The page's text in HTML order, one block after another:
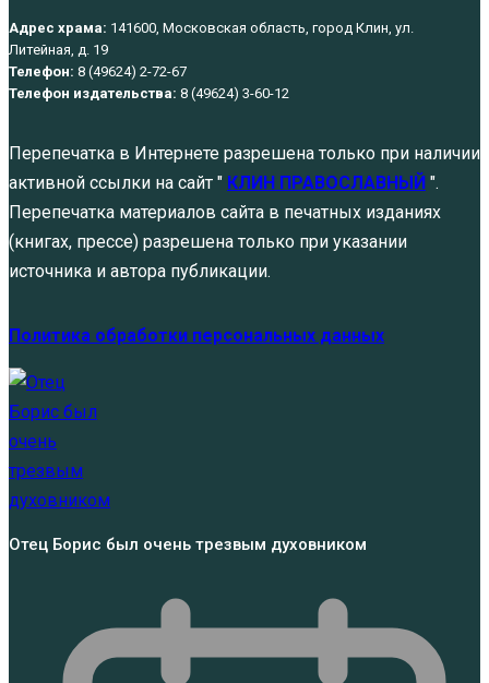
Адрес храма: 141600, Московская область, город Клин, ул.
Литейная, д. 19
Телефон: 8 (49624) 2-72-67
Телефон издательства: 8 (49624) 3-60-12
Перепечатка в Интернете разрешена только при наличии
активной ссылки на сайт " КЛИН ПРАВОСЛАВНЫЙ ".
Перепечатка материалов сайта в печатных изданиях
(книгах, прессе) разрешена только при указании
источника и автора публикации.
Политика обработки персональных данных
Отец Борис был очень трезвым духовником